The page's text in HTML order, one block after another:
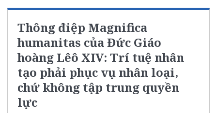
Thông điệp Magnifica
humanitas của Đức Giáo
hoàng Lêô XIV: Trí tuệ nhân
tạo phải phục vụ nhân loại,
chứ không tập trung quyền
lực